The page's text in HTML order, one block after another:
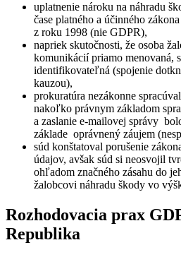
uplatnenie nároku na náhradu
čase platného a účinného
z roku 1998 (nie GDPR),
napriek skutočnosti, že osoba
komunikácií priamo menovaná,
identifikovateľná (spojenie
kauzou),
prokuratúra nezákonne
nakoľko právnym základom
a zaslanie e-mailovej správy
základe oprávnený záujem
súd konštatoval porušenie
údajov, avšak súd si neosvojil
ohľadom značného zásahu do
žalobcovi náhradu škody vo
Rozhodovacia prax
Republika